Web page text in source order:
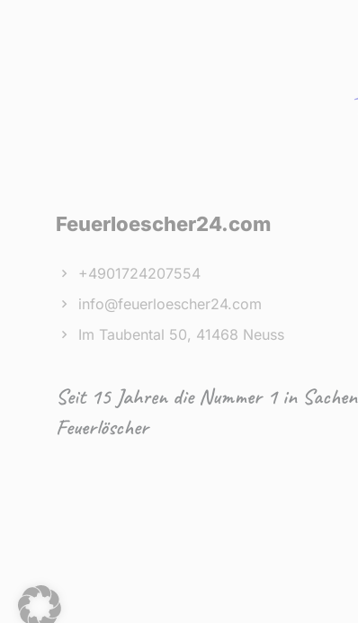
Feuerloescher24.com
+4901724207554
info@feuerloescher24.com
Im Taubental 50, 41468 Neuss
Seit 15 Jahren die Nummer 1 in Sachen
Feuerlöscher